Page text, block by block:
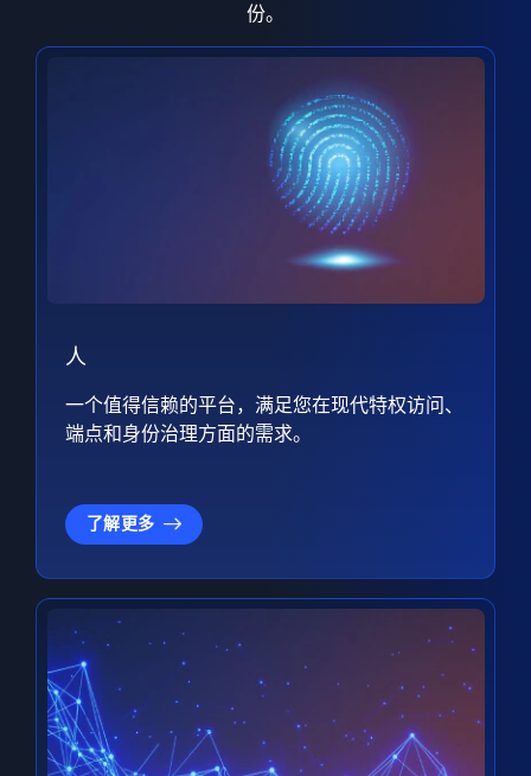
份。
人
一个值得信赖的平台，满足您在现代特权访问、
端点和身份治理方面的需求。
了解更多